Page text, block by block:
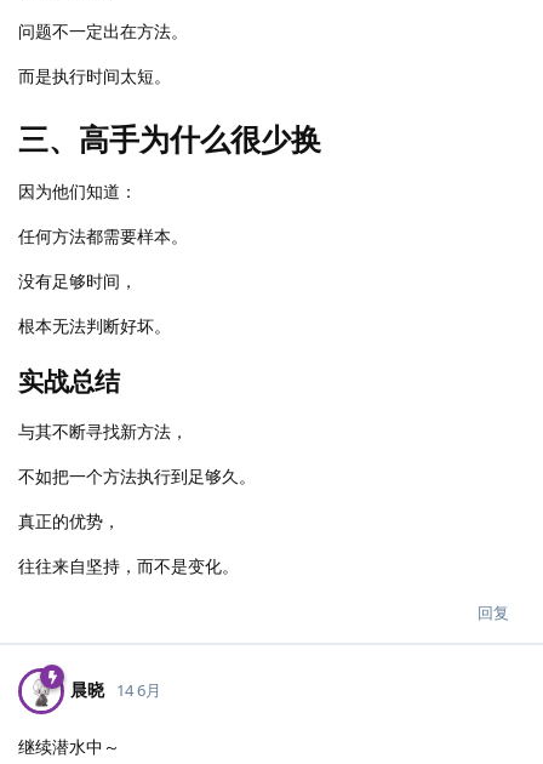
问题不一定出在方法。
而是执行时间太短。
三、高手为什么很少换
因为他们知道：
任何方法都需要样本。
没有足够时间，
根本无法判断好坏。
实战总结
与其不断寻找新方法，
不如把一个方法执行到足够久。
真正的优势，
往往来自坚持，而不是变化。
回复
晨晓 14 6月
继续潜水中～